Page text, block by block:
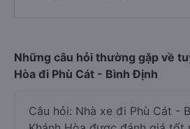
Những câu hỏi thường gặp về
Hòa đi Phù Cát - Bình Định
Câu hỏi: Nhà xe đi Phù Cát -